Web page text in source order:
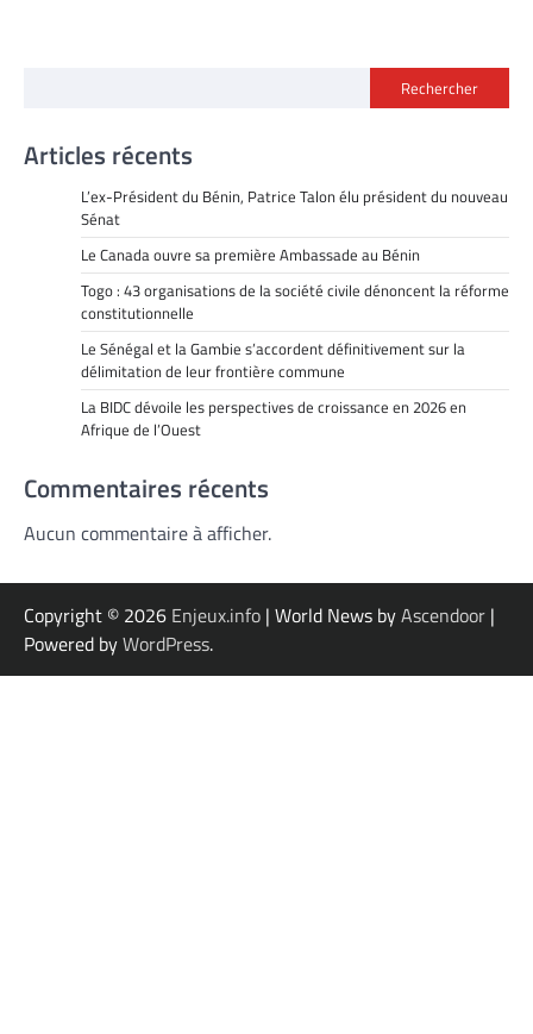
Rechercher
Articles récents
L’ex-Président du Bénin, Patrice Talon élu président du nouveau
Sénat
Le Canada ouvre sa première Ambassade au Bénin
Togo : 43 organisations de la société civile dénoncent la réforme
constitutionnelle
Le Sénégal et la Gambie s’accordent définitivement sur la
délimitation de leur frontière commune
La BIDC dévoile les perspectives de croissance en 2026 en
Afrique de l’Ouest
Commentaires récents
Aucun commentaire à afficher.
Copyright © 2026 Enjeux.info | World News byAscendoor |
Powered byWordPress.